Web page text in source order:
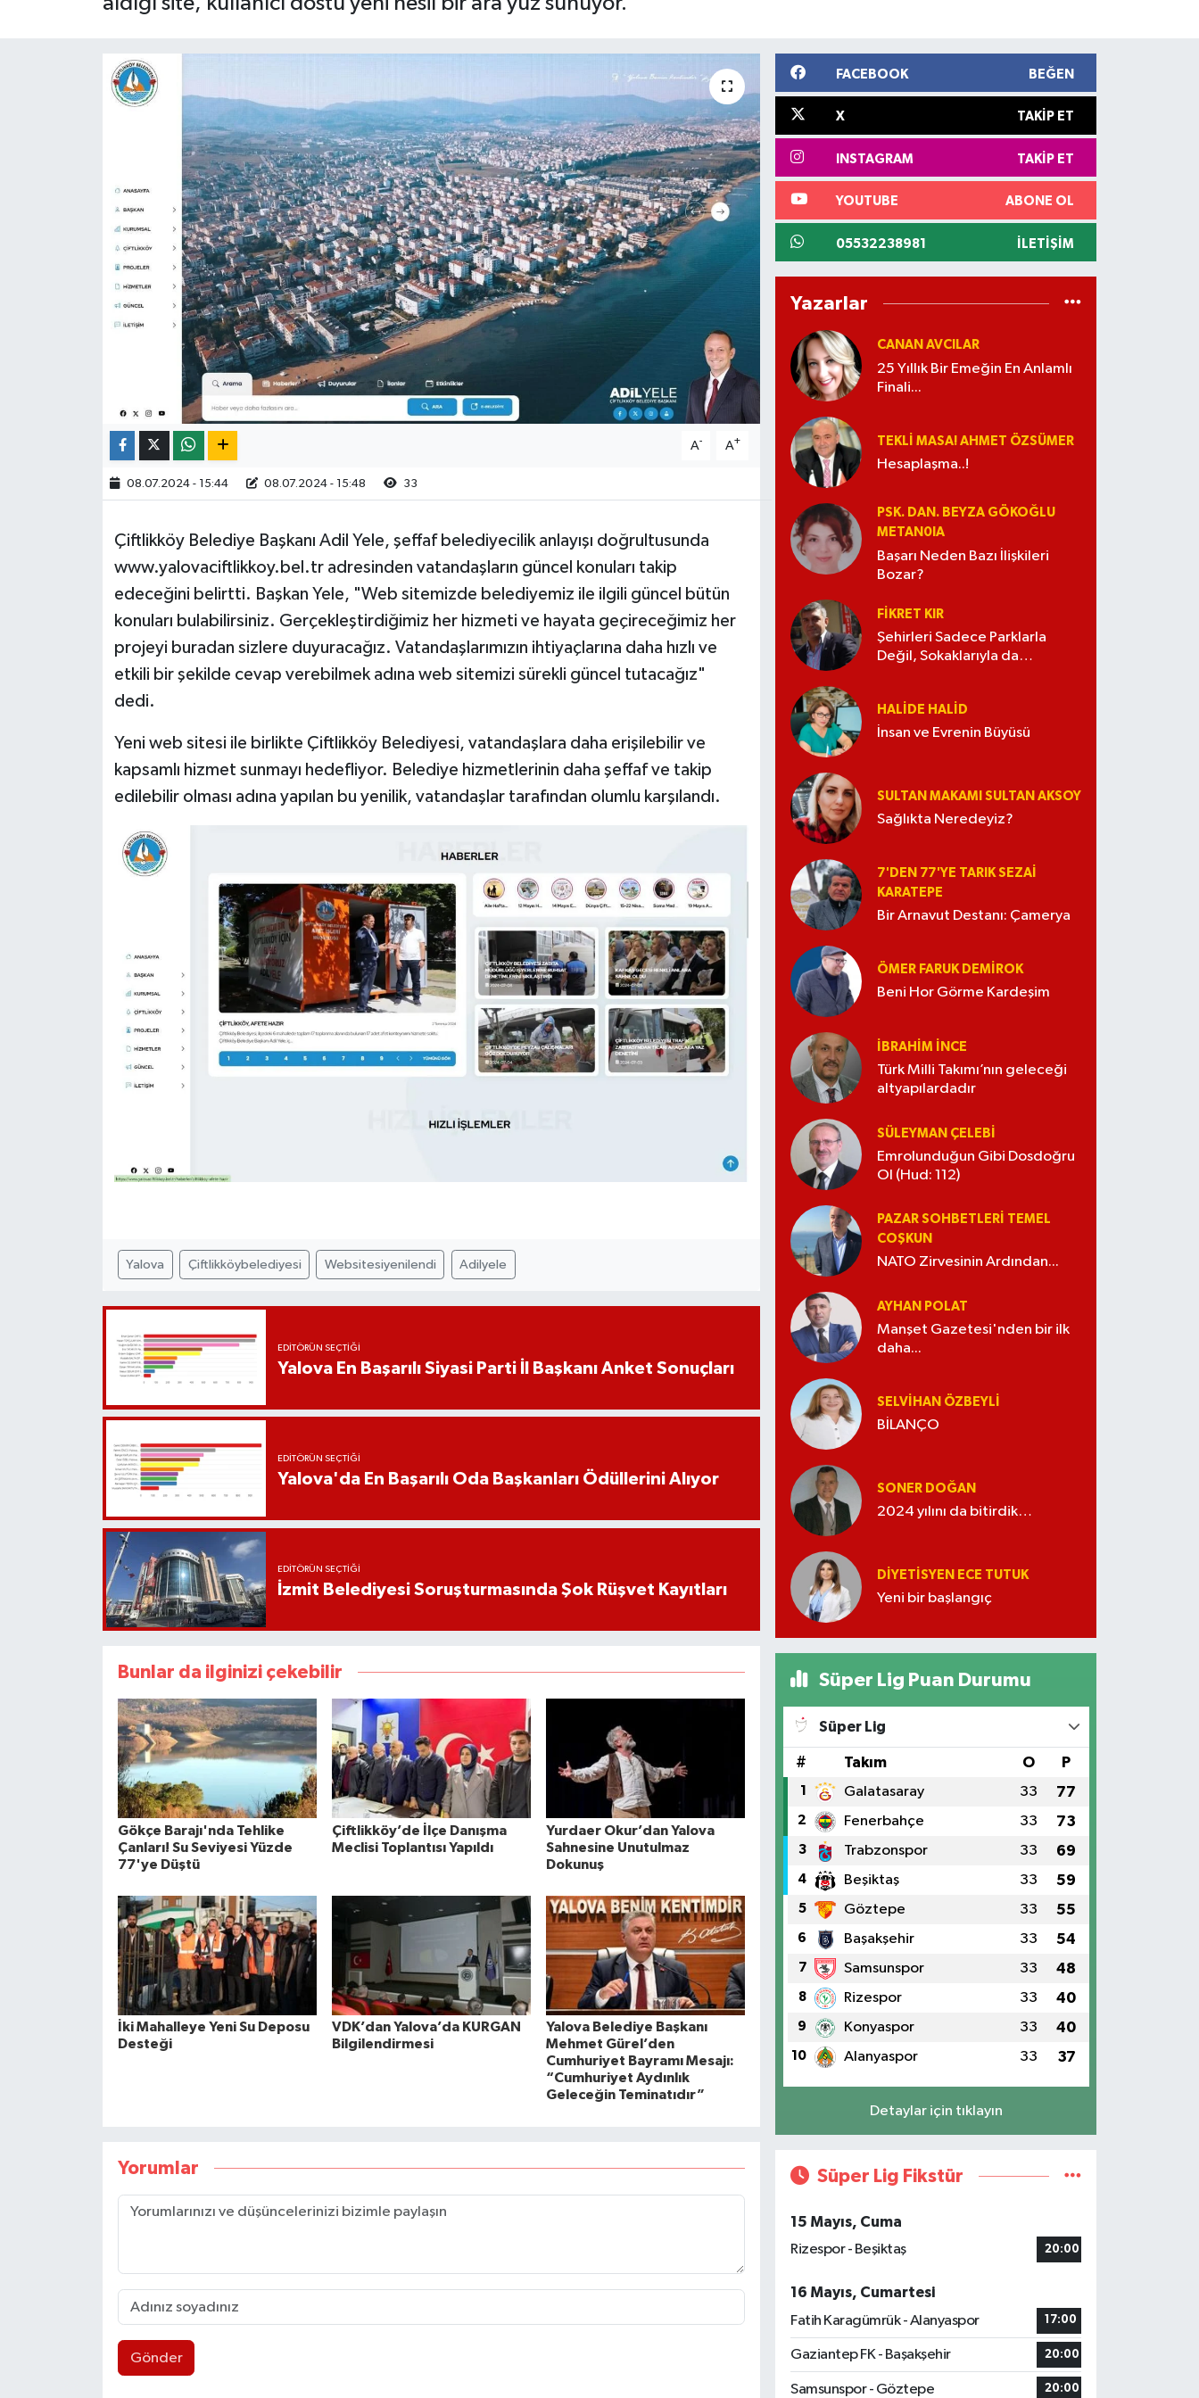
A- A+
08.07.2024 - 15:44 08.07.2024 - 15:48 33
Çiftlikköy Belediye Başkanı Adil Yele, şeffaf belediyecilik anlayışı doğrultusunda
www.yalovaciftlikkoy.bel.tr adresinden vatandaşların güncel konuları takip
edeceğini belirtti. Başkan Yele, "Web sitemizde belediyemiz ile ilgili güncel bütün
konuları bulabilirsiniz. Gerçekleştirdiğimiz her hizmeti ve hayata geçireceğimiz her
projeyi buradan sizlere duyuracağız. Vatandaşlarımızın ihtiyaçlarına daha hızlı ve
etkili bir şekilde cevap verebilmek adına web sitemizi sürekli güncel tutacağız"
dedi.
Yeni web sitesi ile birlikte Çiftlikköy Belediyesi, vatandaşlara daha erişilebilir ve
kapsamlı hizmet sunmayı hedefliyor. Belediye hizmetlerinin daha şeffaf ve takip
edilebilir olması adına yapılan bu yenilik, vatandaşlar tarafından olumlu karşılandı.
Yalova Çiftlikköybelediyesi Websitesiyenilendi Adilyele
EDITÖRÜN SEÇTIĞI
Yalova En Başarılı Siyasi Parti İl Başkanı Anket Sonuçları
EDITÖRÜN SEÇTIĞI
Yalova'da En Başarılı Oda Başkanları Ödüllerini Alıyor
EDITÖRÜN SEÇTIĞI
İzmit Belediyesi Soruşturmasında Şok Rüşvet Kayıtları
Bunlar da ilginizi çekebilir
Gökçe Barajı'nda Tehlike
Çanları! Su Seviyesi Yüzde
77'ye Düştü
Çiftlikköy’de İlçe Danışma
Meclisi Toplantısı Yapıldı
Yurdaer Okur’dan Yalova
Sahnesine Unutulmaz
Dokunuş
İki Mahalleye Yeni Su Deposu
Desteği
VDK’dan Yalova’da KURGAN
Bilgilendirmesi
Yalova Belediye Başkanı
Mehmet Gürel’den
Cumhuriyet Bayramı Mesajı:
“Cumhuriyet Aydınlık
Geleceğin Teminatıdır”
Yorumlar
Gönder
FACEBOOK BEĞEN
X TAKIP ET
INSTAGRAM TAKIP ET
YOUTUBE ABONE OL
05532238981 İLETIŞIM
Yazarlar
CANAN AVCILAR
25 Yıllık Bir Emeğin En Anlamlı
Finali...
TEKLI MASA! AHMET ÖZSÜMER
Hesaplaşma..!
PSK. DAN. BEYZA GÖKOĞLU
METAN0IA
Başarı Neden Bazı İlişkileri
Bozar?
FIKRET KIR
Şehirleri Sadece Parklarla
Değil, Sokaklarıyla da
HALIDE HALID
İnsan ve Evrenin Büyüsü
SULTAN MAKAMI SULTAN AKSOY
Sağlıkta Neredeyiz?
7'DEN 77'YE TARIK SEZAI
KARATEPE
Bir Arnavut Destanı: Çamerya
ÖMER FARUK DEMIROK
Beni Hor Görme Kardeşim
İBRAHIM İNCE
Türk Milli Takımı’nın geleceği
altyapılardadır
SÜLEYMAN ÇELEBI
Emrolunduğun Gibi Dosdoğru
Ol (Hud: 112)
PAZAR SOHBETLERI TEMEL
COŞKUN
NATO Zirvesinin Ardından...
AYHAN POLAT
Manşet Gazetesi'nden bir ilk
daha...
SELVIHAN ÖZBEYLI
BİLANÇO
SONER DOĞAN
2024 yılını da bitirdik…
DIYETISYEN ECE TUTUK
Yeni bir başlangıç
Süper Lig Puan Durumu
Süper Lig
# Takım O P
1 Galatasaray 33 77
2 Fenerbahçe 33 73
3 Trabzonspor 33 69
4 Beşiktaş 33 59
5 Göztepe 33 55
6 Başakşehir 33 54
7 Samsunspor 33 48
8 Rizespor 33 40
9 Konyaspor 33 40
10 Alanyaspor 33 37
Detaylar için tıklayın
Süper Lig Fikstür
15 Mayıs, Cuma
Rizespor - Beşiktaş
20:00
16 Mayıs, Cumartesi
Fatih Karagümrük - Alanyaspor
17:00
Gaziantep FK - Başakşehir 20:00
Samsunspor - Göztepe 20:00